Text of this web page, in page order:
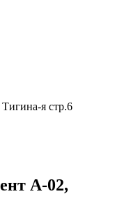
я стр.6
А-02,